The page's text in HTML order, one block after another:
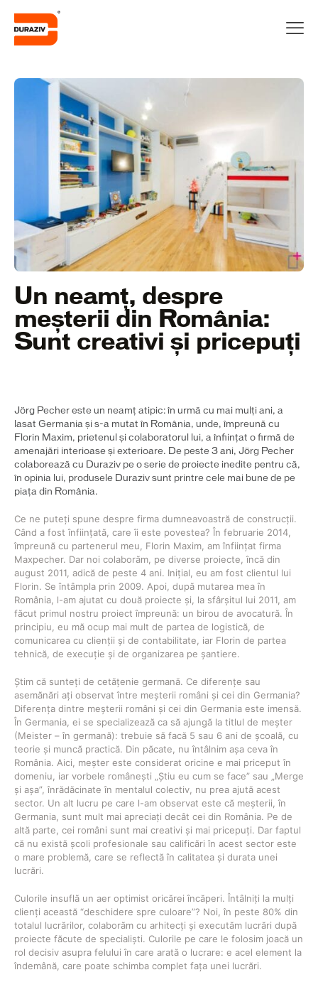
Un neamț, despre
meșterii din România:
Sunt creativi și pricepuți
Jörg Pecher este un neamț atipic: în urmă cu mai mulți ani, a
lasat Germania și s-a mutat în România, unde, împreună cu
Florin Maxim, prietenul și colaboratorul lui, a înființat o firmă de
amenajări interioase și exterioare. De peste 3 ani, Jörg Pecher
colaborează cu Duraziv pe o serie de proiecte inedite pentru că,
în opinia lui, produsele Duraziv sunt printre cele mai bune de pe
piața din România.
Ce ne puteți spune despre firma dumneavoastră de construcții.
Când a fost înființată, care îi este povestea? În februarie 2014,
împreună cu partenerul meu, Florin Maxim, am înființat firma
Maxpecher. Dar noi colaborăm, pe diverse proiecte, încă din
august 2011, adică de peste 4 ani. Inițial, eu am fost clientul lui
Florin. Se întâmpla prin 2009. Apoi, după mutarea mea în
România, l-am ajutat cu două proiecte și, la sfârșitul lui 2011, am
făcut primul nostru proiect împreună: un birou de avocatură. În
principiu, eu mă ocup mai mult de partea de logistică, de
comunicarea cu clienții și de contabilitate, iar Florin de partea
tehnică, de execuție și de organizarea pe șantiere.
Știm că sunteți de cetățenie germană. Ce diferențe sau
asemănări ați observat între meșterii români și cei din Germania?
Diferența dintre meșterii români și cei din Germania este imensă.
În Germania, ei se specializează ca să ajungă la titlul de meșter
(Meister – în germană): trebuie să facă 5 sau 6 ani de școală, cu
teorie și muncă practică. Din păcate, nu întâlnim așa ceva în
România. Aici, meșter este considerat oricine e mai priceput în
domeniu, iar vorbele românești „Știu eu cum se face” sau „Merge
și așa”, înrădăcinate în mentalul colectiv, nu prea ajută acest
sector. Un alt lucru pe care l-am observat este că meșterii, în
Germania, sunt mult mai apreciați decât cei din România. Pe de
altă parte, cei români sunt mai creativi și mai pricepuți. Dar faptul
că nu există școli profesionale sau calificări în acest sector este
o mare problemă, care se reflectă în calitatea și durata unei
lucrări.
Culorile insuflă un aer optimist oricărei încăperi. Întâlniți la mulți
clienți această “deschidere spre culoare”? Noi, în peste 80% din
totalul lucrărilor, colaborăm cu arhitecți și executăm lucrări după
proiecte făcute de specialiști. Culorile pe care le folosim joacă un
rol decisiv asupra felului în care arată o lucrare: e acel element la
îndemână, care poate schimba complet fața unei lucrări.